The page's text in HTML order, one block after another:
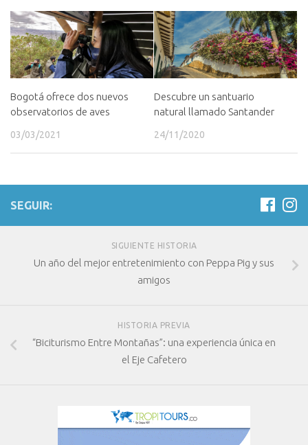
Bogotá ofrece dos nuevos
observatorios de aves
03/03/2021
Descubre un santuario
natural llamado Santander
24/11/2020
SEGUIR:
SIGUIENTE HISTORIA
Un año del mejor entretenimiento con Peppa Pig y sus
amigos
HISTORIA PREVIA
“Biciturismo Entre Montañas”: una experiencia única en
el Eje Cafetero